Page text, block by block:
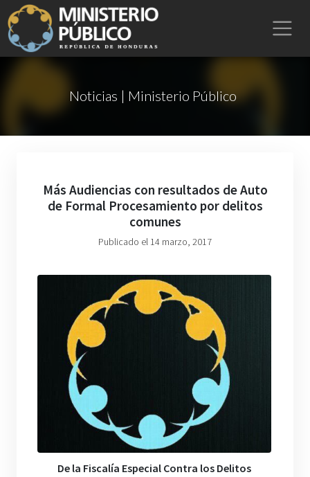
Noticias | Ministerio Público
Más Audiencias con resultados de Auto
de Formal Procesamiento por delitos
comunes
Publicado el 14 marzo, 2017
De la Fiscalía Especial Contra los Delitos